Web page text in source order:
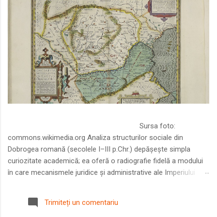
Sursa foto:
commons.wikimedia.org Analiza structurilor sociale din
Dobrogea romană (secolele I–III p.Chr.) depășește simpla
curiozitate academică; ea oferă o radiografie fidelă a modului
în care mecanismele juridice și administrative ale Imperiului
Într-o epocă în care prosperitatea excepțională a lumii romane
era susținută de o mobilitate socială dinamică și de o libertate
Trimiteți un comentariu